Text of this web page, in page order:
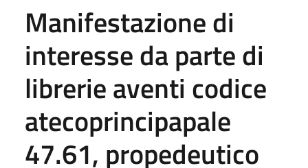
Manifestazione di
interesse da parte di
librerie aventi codice
atecoprincipapale
47.61, propedeutico